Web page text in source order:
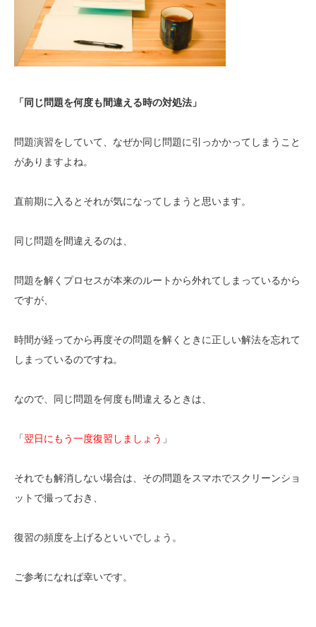
「同じ問題を何度も間違える時の対処法」
問題演習をしていて、なぜか同じ問題に引っかかってしまうこと
がありますよね。
直前期に入るとそれが気になってしまうと思います。
同じ問題を間違えるのは、
問題を解くプロセスが本来のルートから外れてしまっているから
ですが、
時間が経ってから再度その問題を解くときに正しい解法を忘れて
しまっているのですね。
なので、同じ問題を何度も間違えるときは、
「翌日にもう一度復習しましょう 」
それでも解消しない場合は、その問題をスマホでスクリーンショ
ットで撮っておき、
復習の頻度を上げるといいでしょう。
ご参考になれば幸いです。